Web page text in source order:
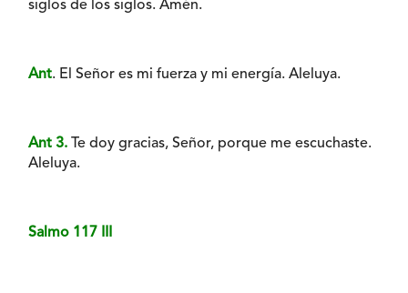
siglos de los siglos. Amén.
Ant. El Señor es mi fuerza y mi energía. Aleluya.
Ant 3.
Te doy gracias, Señor, porque me escuchaste.
Aleluya.
Salmo 117 III